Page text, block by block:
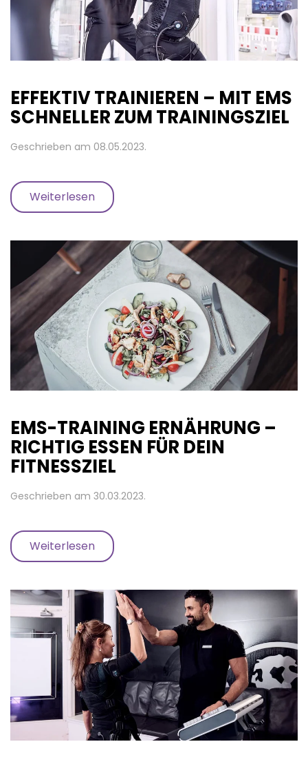
EFFEKTIV TRAINIEREN – MIT EMS
SCHNELLER ZUM TRAININGSZIEL
Geschrieben am 08.05.2023.
Weiterlesen
EMS-TRAINING ERNÄHRUNG –
RICHTIG ESSEN FÜR DEIN
FITNESSZIEL
Geschrieben am 30.03.2023.
Weiterlesen